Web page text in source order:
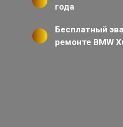
года
Бесплатный
ремонте BMW